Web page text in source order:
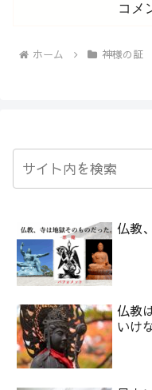
コメ
ホーム 神様の証
仏教
仏教
いけ